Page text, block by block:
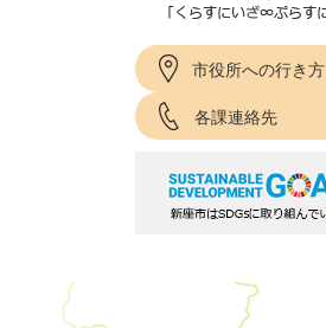
市役所への行き方
各課連絡先